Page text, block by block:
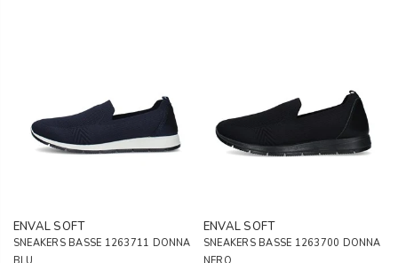
ENVAL SOFT
SNEAKERS BASSE 1263711 DONNA
ENVAL SOFT
SNEAKERS BASSE 1263700 DONNA